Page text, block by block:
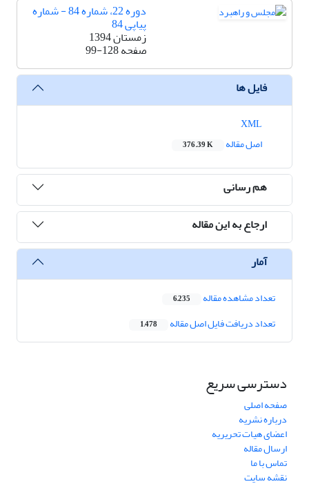
دوره 22، شماره 84 - شماره
پیاپی 84
زمستان 1394
صفحه99-128
فایل ها
اصل مقاله
376.39 K
هم رسانی
ارجاع به این مقاله
آمار
تعداد مشاهده مقاله 6,235
تعداد دریافت فایل اصل مقاله 1,478
دسترسی سریع
صفحه اصلی
درباره نشریه
اعضای هیات تحریریه
ارسال مقاله
تماس با ما
نقشه سایت